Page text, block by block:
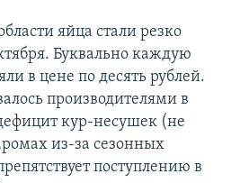
яйца стали резко
Буквально каждую
в цене по десять рублей.
производителями в
кур-несушек (не
из-за сезонных
поступлению в